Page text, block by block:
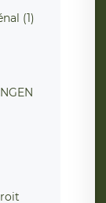
(1)